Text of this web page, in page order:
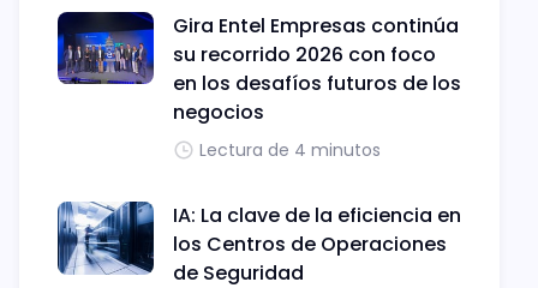
Gira Entel Empresas continúa
su recorrido 2026 con foco
en los desafíos futuros de los
negocios
Lectura de 4 minutos
IA: La clave de la eficiencia en
los Centros de Operaciones
de Seguridad